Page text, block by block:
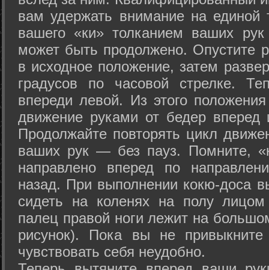
вам удержать внимание на единой
вашего «ки» толканием ваших
может быть продолжено. Опустите
в исходное положение, затем
градусов по часовой стрелке.
впереди левой. Из этого
движение руками от бедер вперед
Продолжайте повторять цикл
ваших рук — без пауз. Помните,
направлено вперед по
назад. При выполнении кокю-доса
сидеть на коленях на полу
палец правой ноги лежит на
рисунок). Пока вы не
чувствовать себя неудобно.